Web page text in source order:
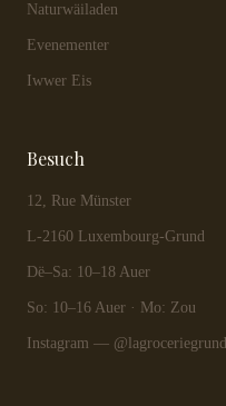
Naturwäiladen
Evenementer
Iwwer Eis
Besuch
12, Rue Münster
L-2160 Luxembourg-Grund
Dë–Sa: 10–18 Auer
So: 10–16 Auer · Mo: Zou
Instagram — @lagroceriegrund